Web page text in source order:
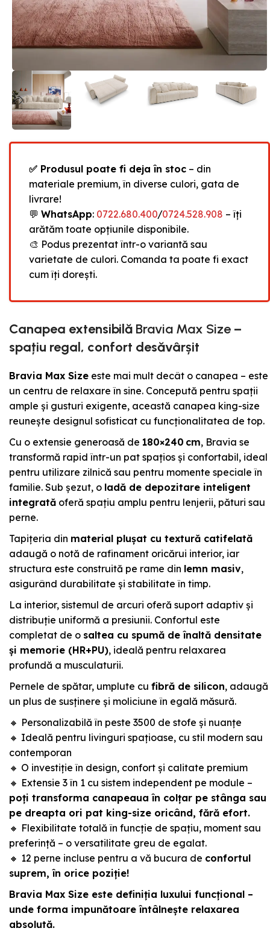
✅ Produsul poate fi deja în stoc – din
materiale premium, în diverse culori, gata de
livrare!
💬 WhatsApp: 0722.680.400/0724.528.908 – îți
arătăm toate opțiunile disponibile.
🎨 Podus prezentat într-o variantă sau
varietate de culori. Comanda ta poate fi exact
cum îți dorești.
Canapea extensibilă Bravia Max Size –
spațiu regal, confort desăvârșit
Bravia Max Size este mai mult decât o canapea – este
un centru de relaxare în sine. Concepută pentru spații
ample și gusturi exigente, această canapea king-size
reunește designul sofisticat cu funcționalitatea de top.
Cu o extensie generoasă de 180×240 cm, Bravia se
transformă rapid într-un pat spațios și confortabil, ideal
pentru utilizare zilnică sau pentru momente speciale în
familie. Sub șezut, o ladă de depozitare inteligent
integrată oferă spațiu amplu pentru lenjerii, pături sau
perne.
Tapițeria din material plușat cu textură catifelată
adaugă o notă de rafinament oricărui interior, iar
structura este construită pe rame din lemn masiv,
asigurând durabilitate și stabilitate în timp.
La interior, sistemul de arcuri oferă suport adaptiv și
distribuție uniformă a presiunii. Confortul este
completat de o saltea cu spumă de înaltă densitate
și memorie (HR+PU), ideală pentru relaxarea
profundă a musculaturii.
Pernele de spătar, umplute cu fibră de silicon, adaugă
un plus de susținere și moliciune în egală măsură.
🔸 Personalizabilă în peste 3500 de stofe și nuanțe
🔸 Ideală pentru livinguri spațioase, cu stil modern sau
contemporan
🔸 O investiție în design, confort și calitate premium
🔸 Extensie 3 în 1 cu sistem independent pe module –
poți transforma canapeaua în colțar pe stânga sau
pe dreapta ori pat king-size oricând, fără efort.
🔸 Flexibilitate totală în funcție de spațiu, moment sau
preferință – o versatilitate greu de egalat.
🔸 12 perne incluse pentru a vă bucura de confortul
suprem, în orice poziție!
Bravia Max Size este definiția luxului funcțional –
unde forma impunătoare întâlnește relaxarea
absolută.